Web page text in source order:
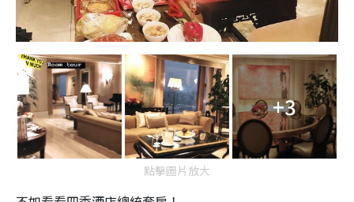
+3
點擊圖片放大